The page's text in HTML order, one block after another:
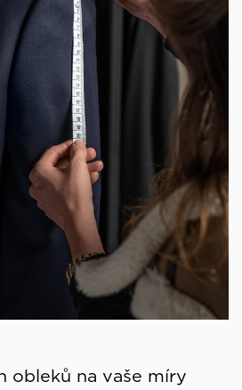
obleků na vaše míry